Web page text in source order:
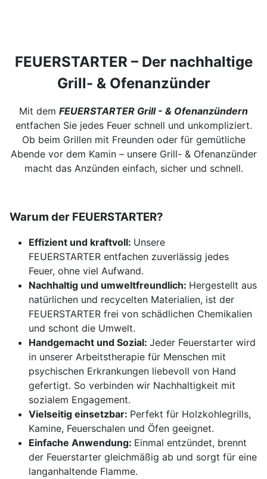
FEUERSTARTER – Der nachhaltige
Grill- & Ofenanzünder
Mit dem FEUERSTARTER Grill - & Ofenanzündern
entfachen Sie jedes Feuer schnell und unkompliziert.
Ob beim Grillen mit Freunden oder für gemütliche
Abende vor dem Kamin – unsere Grill- & Ofenanzünder
macht das Anzünden einfach, sicher und schnell.
Warum der FEUERSTARTER?
Effizient und kraftvoll: Unsere
FEUERSTARTER entfachen zuverlässig jedes
Feuer, ohne viel Aufwand.
Nachhaltig und umweltfreundlich: Hergestellt aus
natürlichen und recycelten Materialien, ist der
FEUERSTARTER frei von schädlichen Chemikalien
und schont die Umwelt.
Handgemacht und Sozial: Jeder Feuerstarter wird
in unserer Arbeitstherapie für Menschen mit
psychischen Erkrankungen liebevoll von Hand
gefertigt. So verbinden wir Nachhaltigkeit mit
sozialem Engagement.
Vielseitig einsetzbar: Perfekt für Holzkohlegrills,
Kamine, Feuerschalen und Öfen geeignet.
Einfache Anwendung: Einmal entzündet, brennt
der Feuerstarter gleichmäßig ab und sorgt für eine
langanhaltende Flamme.